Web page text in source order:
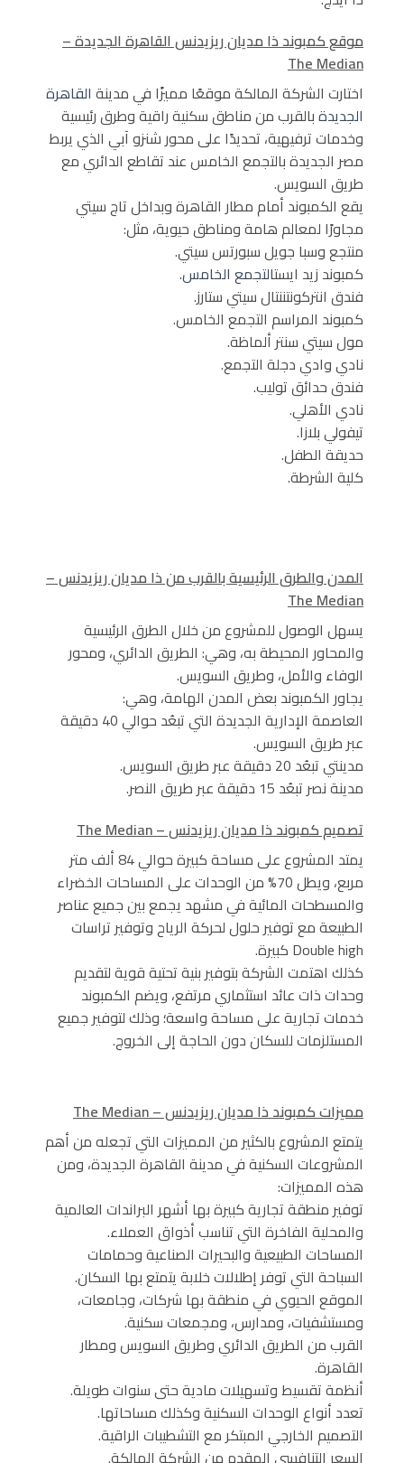
موقع كمبوند ذا مديان ريزيدنس القاهرة الجديدة –
The Median
اختارت الشركة المالكة موقعًا مميزًا في مدينة القاهرة
الجديدةبالقرب من مناطق سكنية راقية وطرق رئيسية
وخدمات ترفيهية، تحديدًا على محور شنزو آبي الذي يربط
مصر الجديدة بالتجمع الخامس عند تقاطع الدائري مع
طريق السويس.
يقع الكمبوند أمام مطار القاهرة وبداخل تاج سيتي
مجاورًا لمعالم هامة ومناطق حيوية، مثل:
منتجع وسبا جويل سبورتس سيتي.
كمبوند زيد ايستالتجمع الخامس.
فندق انتركونتننتال سيتي ستارز.
كمبوند المراسم التجمع الخامس.
مول سيتي سنتر ألماظة.
نادي وادي دجلة التجمع.
فندق حدائق توليب.
نادي الأهلي.
تيفولي بلازا.
حديقة الطفل.
كلية الشرطة.
المدن والطرق الرئيسية بالقرب من ذا مديان ريزيدنس –
The Median
يسهل الوصول للمشروع من خلال الطرق الرئيسية
والمحاور المحيطة به، وهي: الطريق الدائري، ومحور
الوفاء والأمل، وطريق السويس.
يجاور الكمبوند بعض المدن الهامة، وهي:
العاصمة الإدارية الجديدة التي تبعُد حوالي 40 دقيقة
عبر طريق السويس.
مدينتي تبعُد 20 دقيقة عبر طريق السويس.
مدينة نصر تبعُد 15 دقيقة عبر طريق النصر.
تصميم كمبوند ذا مديان ريزيدنس – The Median
يمتد المشروع على مساحة كبيرة حوالي 84 ألف متر
مربع، ويطل 70% من الوحدات على المساحات الخضراء
والمسطحات المائية في مشهد يجمع بين جميع عناصر
الطبيعة مع توفير حلول لحركة الرياح وتوفير تراسات
Double high كبيرة.
كذلك اهتمت الشركة بتوفير بنية تحتية قوية لتقديم
وحدات ذات عائد استثماري مرتفع، ويضم الكمبوند
خدمات تجارية على مساحة واسعة؛ وذلك لتوفير جميع
المستلزمات للسكان دون الحاجة إلى الخروج.
مميزات كمبوند ذا مديان ريزيدنس – The Median
يتمتع المشروع بالكثير من المميزات التي تجعله من أهم
المشروعات السكنية في مدينة القاهرة الجديدة، ومن
هذه المميزات:
توفير منطقة تجارية كبيرة بها أشهر البراندات العالمية
والمحلية الفاخرة التي تناسب أذواق العملاء.
المساحات الطبيعية والبحيرات الصناعية وحمامات
السباحة التي توفر إطلالات خلابة يتمتع بها السكان.
الموقع الحيوي في منطقة بها شركات، وجامعات،
ومستشفيات، ومدارس، ومجمعات سكنية.
القرب من الطريق الدائري وطريق السويس ومطار
القاهرة.
أنظمة تقسيط وتسهيلات مادية حتى سنوات طويلة.
تعدد أنواع الوحدات السكنية وكذلك مساحاتها.
التصميم الخارجي المبتكر مع التشطيبات الراقية.